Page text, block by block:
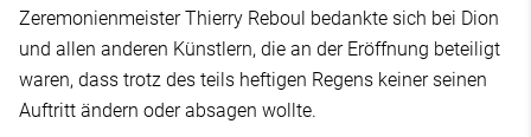
Zeremonienmeister Thierry Reboul bedankte sich bei Dion
und allen anderen Künstlern, die an der Eröffnung beteiligt
waren, dass trotz des teils heftigen Regens keiner seinen
Auftritt ändern oder absagen wollte.